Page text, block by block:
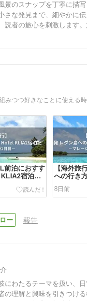
のスナップを丁寧に描
な発見まで、細やかに
者の旅心を刺激します
前泊におすす
宿泊記
【海外旅
への行き
備編
8日前
報告
わたるテーマを扱い、
の理解と興味を引きつけ